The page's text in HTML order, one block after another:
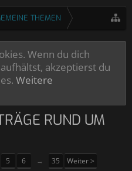
THEMEN
Wenn du dich
akzeptierst du
Weitere
RUND UM
5 6 → 35 Weiter >